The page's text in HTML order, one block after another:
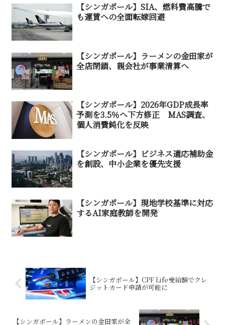
【シンガポール】SIA、燃料費高騰で
も運賃への全面転嫁回避
【シンガポール】ラーメンの金田家が
全店閉鎖、親会社が事業清算へ
【シンガポール】2026年GDP成長率
予測を3.5％へ下方修正 MAS調査、
個人消費鈍化を反映
【シンガポール】ビジネス適応補助金
を創設、中小企業を優先支援
【シンガポール】現地学校基準に対応
するAI家庭教師を開発
【シンガポール】CPF Life受給額でクレ
ジットカード申請が可能に
【シンガポール】ラーメンの金田家が全